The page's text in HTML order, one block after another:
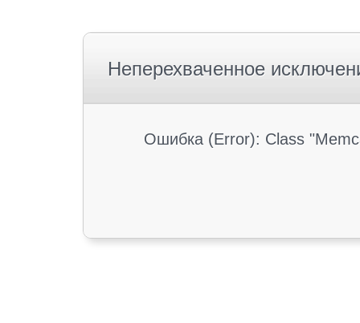
Неперехваченное
Ошибка (Error): Class